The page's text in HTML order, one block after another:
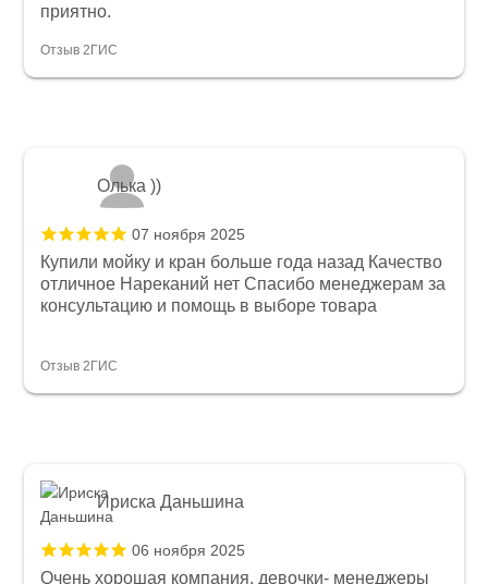
приятно.
Отзыв 2ГИС
Олька ))
07 ноября 2025
Купили мойку и кран больше года назад Качество
отличное Нареканий нет Спасибо менеджерам за
консультацию и помощь в выборе товара
Отзыв 2ГИС
Ириска Даньшина
06 ноября 2025
Очень хорошая компания, девочки- менеджеры